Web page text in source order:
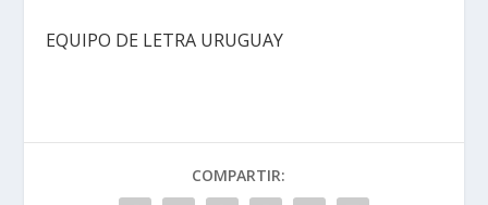
EQUIPO DE LETRA URUGUAY
COMPARTIR: